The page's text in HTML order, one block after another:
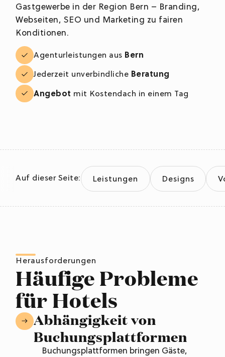
Gastgewerbe in der Region Bern – Branding,
Webseiten, SEO und Marketing zu fairen
Konditionen.
Agenturleistungen aus Bern
Jederzeit unverbindliche Beratung
Angebot mit Kostendach in einem Tag
Auf dieser Seite: Leistungen Designs
Herausforderungen
Häufige Probleme
für Hotels
Abhängigkeit von
Buchungsplattformen
Buchungsplattformen bringen Gäste,